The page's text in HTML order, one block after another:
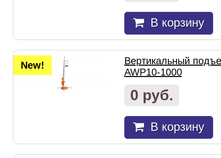
В корзину
New!
Вертикальный
AWP10-1000
0 руб.
В корзину